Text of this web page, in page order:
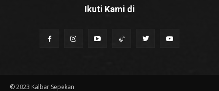
Ikuti Kami di
© 2023 Kalbar Sepekan